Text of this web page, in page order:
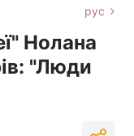
рус
Нолана
"Люди